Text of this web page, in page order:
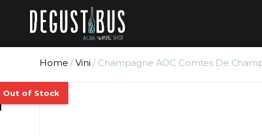
Home /Vini / Champagne AOC Comtes De